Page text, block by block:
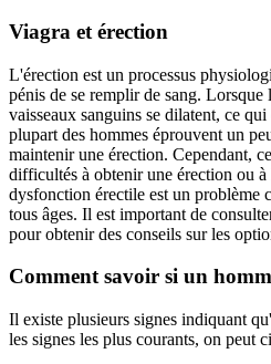
Viagra et érection
L'érection est un processus
pénis de se remplir de sang. Lorsque
vaisseaux sanguins se dilatent, ce
plupart des hommes éprouvent un
maintenir une érection. Cependant,
difficultés à obtenir une érection ou
dysfonction érectile est un problème
tous âges. Il est important de
pour obtenir des conseils sur les
Comment savoir si un
Il existe plusieurs signes indiquant
les signes les plus courants, on peut